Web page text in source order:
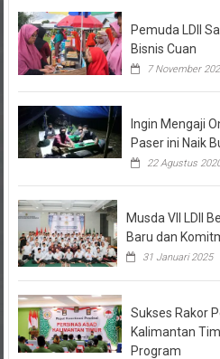
Bisnis Cuan
7 November 2022
Paser ini Naik
22 Agustus
Baru dan
31 Januari 2025
Kalimantan
Program
26 Maret 2023 3